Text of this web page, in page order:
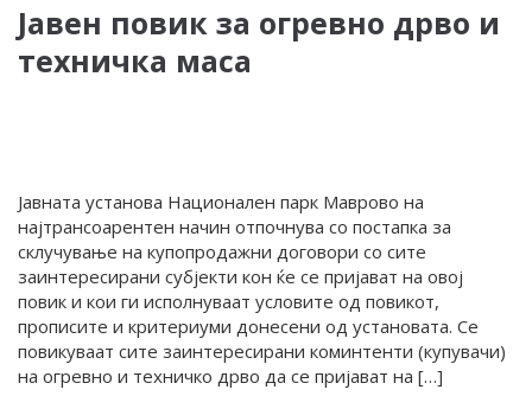
Јавен повик за огревно дрво и
техничка маса
Јавната установа Национален парк Маврово на
најтрансоарентен начин отпочнува со постапка за
склучување на купопродажни договори со сите
заинтересирани субјекти кон ќе се пријават на овој
повик и кои ги исполнуваат условите од повикот,
прописите и критериуми донесени од установата. Се
повикуваат сите заинтересирани коминтенти (купувачи)
на огревно и техничко дрво да се пријават на […]